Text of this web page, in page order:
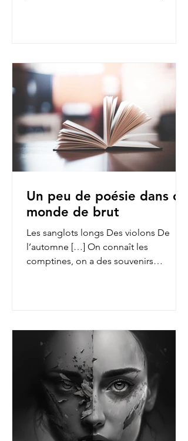
Un peu de poésie dans ce
monde de brut
Les sanglots longs Des violons De
l’automne […] On connaît les
comptines, on a des souvenirs